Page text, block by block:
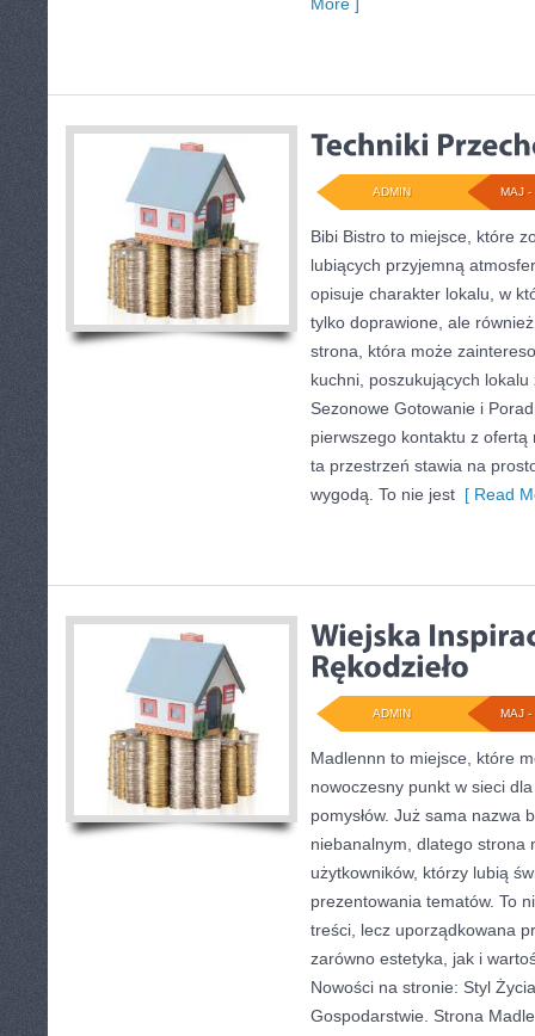
MAJ -
ADMIN
Bibi Bistro to miejsce, które
lubiących przyjemną
opisuje charakter lokalu, w
tylko doprawione, ale
strona, która może
kuchni, poszukujących
Sezonowe Gotowanie i
pierwszego kontaktu z
ta przestrzeń stawia na
wygodą. To nie jest [ Read
MAJ -
ADMIN
Madlennn to miejsce, które
nowoczesny punkt w sieci
pomysłów. Już sama nazwa
niebanalnym, dlatego strona
użytkowników, którzy lubią
prezentowania tematów. To
treści, lecz uporządkowana
zarówno estetyka, jak i
Nowości na stronie: Styl
Gospodarstwie. Strona